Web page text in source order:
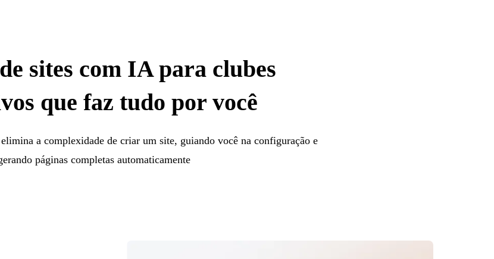
sites com IA para clubes
que faz tudo por você
a complexidade de criar um site, guiando você na configuração e
páginas completas automaticamente